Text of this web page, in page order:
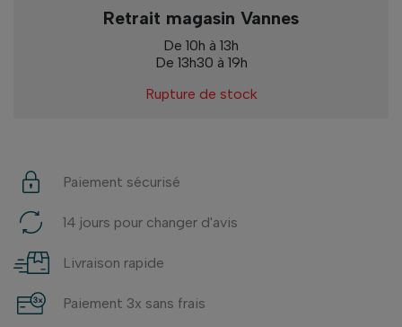
Retrait magasin Vannes
De 10h à 13h
De 13h30 à 19h
Rupture de stock
Paiement sécurisé
14 jours pour changer d'avis
Livraison rapide
Paiement 3x sans frais